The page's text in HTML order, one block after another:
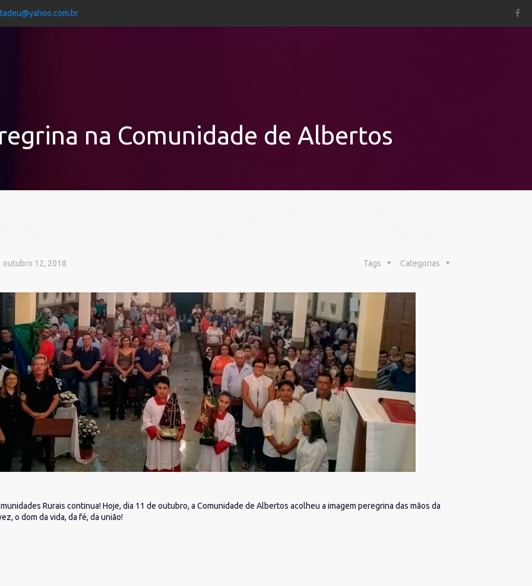
na Comunidade de Albertos
outubro 12, 2018 Categorias
Tags
Rurais continua! Hoje, dia 11 de outubro, a Comunidade de Albertos acolheu a imagem peregrina das mãos da
o dom da vida, da fé, da união!